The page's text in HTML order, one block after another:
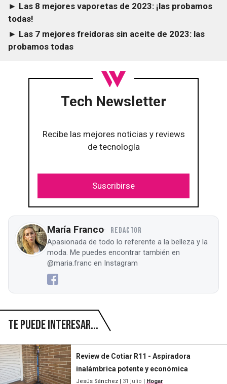
► Las 8 mejores vaporetas de 2023: ¡las probamos
todas!
► Las 7 mejores freidoras sin aceite de 2023: las
probamos todas
Tech Newsletter
Recibe las mejores noticias y reviews
de tecnología
Suscribirse
María Franco REDACTOR
Apasionada de todo lo referente a la belleza y la
moda. Me puedes encontrar también en
@maria.franc en Instagram
Te puede interesar...
Review de Cotiar R11 - Aspiradora
inalámbrica potente y económica
Jesús Sánchez 31 julio Hogar